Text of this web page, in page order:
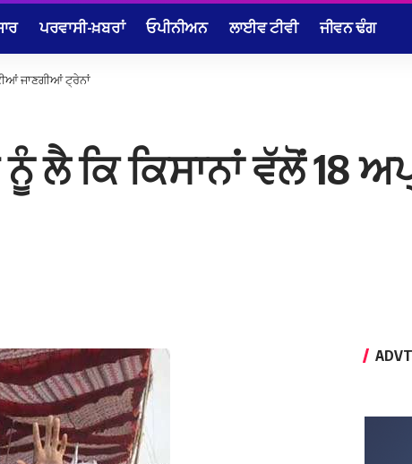
ਪਰਵਾਸੀ-ਖ਼ਬਰਾਂ ਓਪੀਨੀਅਨ ਲਾਈਵ ਟੀਵੀ ਜੀਵਨ ਢੰਗ
ਜਾਣਗੀਆਂ ਟ੍ਰੇਨਾਂ
ਲੈ ਕਿ ਕਿਸਾਨਾਂ ਵੱਲੋਂ 18
ADVT